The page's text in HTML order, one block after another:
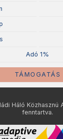
Adó 1%
TÁMOGATÁS
Háló Közhasznú
fenntartva.